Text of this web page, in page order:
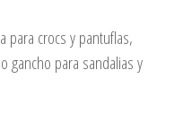
para crocs y pantuflas,
gancho para sandalias y